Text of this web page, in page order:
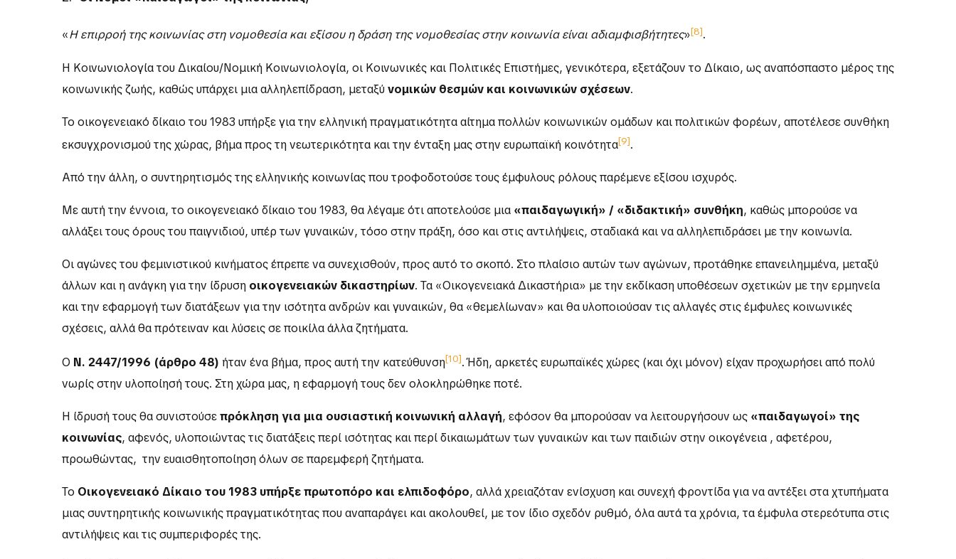
«Η επιρροή της κοινωνίας στη νομοθεσία και εξίσου η δράση της νομοθεσίας στην κοινωνία είναι αδιαμφισβήτητες»[8].
Η Κοινωνιολογία του Δικαίου/Νομική Κοινωνιολογία, οι Κοινωνικές και Πολιτικές Επιστήμες, γενικότερα, εξετάζουν το Δίκαιο, ως αναπόσπαστο μέρος της
κοινωνικής ζωής, καθώς υπάρχει μια αλληλεπίδραση, μεταξύνομικών θεσμών και κοινωνικών σχέσεων.
Το οικογενειακό δίκαιο του 1983 υπήρξε για την ελληνική πραγματικότητα αίτημα πολλών κοινωνικών ομάδων και πολιτικών φορέων, αποτέλεσε συνθήκη
εκσυγχρονισμού της χώρας, βήμα προς τη νεωτερικότητα και την ένταξη μας στην ευρωπαϊκή κοινότητα[9].
Από την άλλη, ο συντηρητισμός της ελληνικής κοινωνίας που τροφοδοτούσε τους έμφυλους ρόλους παρέμενε εξίσου ισχυρός.
Με αυτή την έννοια, το οικογενειακό δίκαιο του 1983, θα λέγαμε ότι αποτελούσε μια «παιδαγωγική» / «διδακτική» συνθήκη, καθώς μπορούσε να
αλλάξει τους όρους του παιγνιδιού, υπέρ των γυναικών, τόσο στην πράξη, όσο και στις αντιλήψεις, σταδιακά και να αλληλεπιδράσει με την κοινωνία.
Οι αγώνες του φεμινιστικού κινήματος έπρεπε να συνεχισθούν, προς αυτό το σκοπό. Στο πλαίσιο αυτών των αγώνων, προτάθηκε επανειλημμένα, μεταξύ
άλλων και η ανάγκη για την ίδρυση οικογενειακών δικαστηρίων. Τα «Οικογενειακά Δικαστήρια» με την εκδίκαση υποθέσεων σχετικών με την ερμηνεία
και την εφαρμογή των διατάξεων για την ισότητα ανδρών και γυναικών, θα «θεμελίωναν» και θα υλοποιούσαν τις αλλαγές στις έμφυλες κοινωνικές
σχέσεις, αλλά θα πρότειναν και λύσεις σε ποικίλα άλλα ζητήματα.
Ο Ν. 2447/1996 (άρθρο 48) ήταν ένα βήμα, προς αυτή την κατεύθυνση[10]. Ήδη, αρκετές ευρωπαϊκές χώρες (και όχι μόνον) είχαν προχωρήσει από πολύ
νωρίς στην υλοποίησή τους. Στη χώρα μας, η εφαρμογή τους δεν ολοκληρώθηκε ποτέ.
Η ίδρυσή τους θα συνιστούσεπρόκληση για μια ουσιαστική κοινωνική αλλαγή, εφόσον θα μπορούσαν να λειτουργήσουν ως «παιδαγωγοί» της
κοινωνίας, αφενός, υλοποιώντας τις διατάξεις περί ισότητας και περί δικαιωμάτων των γυναικών και των παιδιών στην οικογένεια , αφετέρου,
προωθώντας, την ευαισθητοποίηση όλων σε παρεμφερή ζητήματα.
Το Οικογενειακό Δίκαιο του 1983 υπήρξε πρωτοπόρο και ελπιδοφόρο, αλλά χρειαζόταν ενίσχυση και συνεχή φροντίδα για να αντέξει στα χτυπήματα
μιας συντηρητικής κοινωνικής πραγματικότητας που αναπαράγει και ακολουθεί, με τον ίδιο σχεδόν ρυθμό, όλα αυτά τα χρόνια, τα έμφυλα στερεότυπα στις
αντιλήψεις και τις συμπεριφορές της.